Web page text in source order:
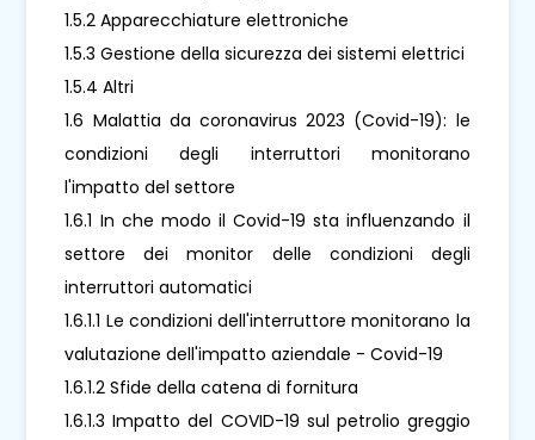
1.5.2 Apparecchiature elettroniche
1.5.3 Gestione della sicurezza dei sistemi elettrici
1.5.4 Altri
1.6 Malattia da coronavirus 2023 (Covid-19): le
condizioni degli interruttori monitorano
l'impatto del settore
1.6.1 In che modo il Covid-19 sta influenzando il
settore dei monitor delle condizioni degli
interruttori automatici
1.6.1.1 Le condizioni dell'interruttore monitorano la
valutazione dell'impatto aziendale - Covid-19
1.6.1.2 Sfide della catena di fornitura
1.6.1.3 Impatto del COVID-19 sul petrolio greggio